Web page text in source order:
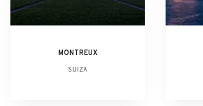
MONTREUX
SUIZA